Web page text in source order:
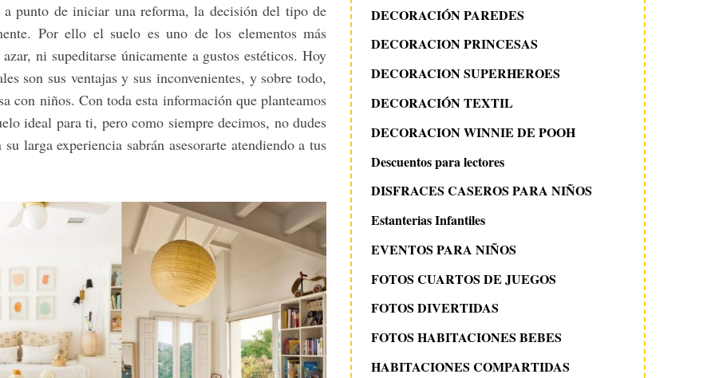
punto de iniciar una reforma, la decisión del tipo de
Por ello el suelo es uno de los elementos más
ni supeditarse únicamente a gustos estéticos. Hoy
son sus ventajas y sus inconvenientes, y sobre todo,
con niños. Con toda esta información que planteamos
ideal para ti, pero como siempre decimos, no dudes
larga experiencia sabrán asesorarte atendiendo a tus
DECORACIÓN PAREDES
DECORACION PRINCESAS
DECORACION SUPERHEROES
DECORACIÓN TEXTIL
DECORACION WINNIE DE POOH
Descuentos para lectores
DISFRACES CASEROS PARA NIÑOS
Estanterias Infantiles
EVENTOS PARA NIÑOS
FOTOS CUARTOS DE JUEGOS
FOTOS DIVERTIDAS
FOTOS HABITACIONES BEBES
HABITACIONES COMPARTIDAS